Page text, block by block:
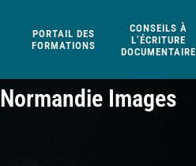
PORTAIL DES
FORMATIONS
CONSEILS À
L’ÉCRITURE
DOCUMENTAIRE
Normandie Images